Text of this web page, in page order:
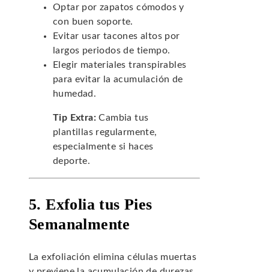
Optar por zapatos cómodos y
con buen soporte.
Evitar usar tacones altos por
largos periodos de tiempo.
Elegir materiales transpirables
para evitar la acumulación de
humedad.
Tip Extra: Cambia tus
plantillas regularmente,
especialmente si haces
deporte.
5. Exfolia tus Pies
Semanalmente
La exfoliación elimina células muertas